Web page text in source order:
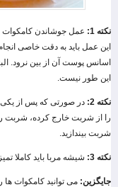
نکته 1:
عمل جوشاندن
این عمل باید به دقت خاصی
اسانس پوست آن از بین نرود.
این طور نیست.
نکته 2:
در صورتی که پس از یکی
را از شربت خارج کرده، شربت
شربت بیندازید.
نکته 3: شیشه مربا باید کاملا
جایگزین: می توانید کامکوات